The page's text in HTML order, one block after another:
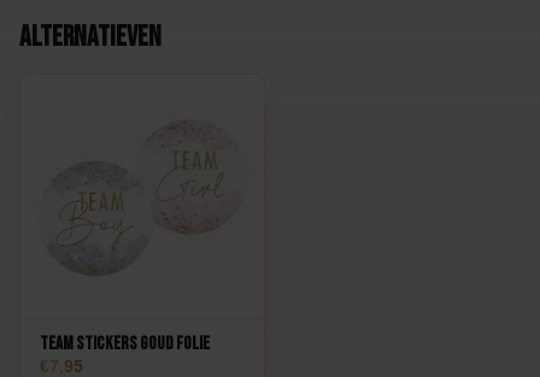
Alternatieven
Team Stickers Goud Folie
7,95